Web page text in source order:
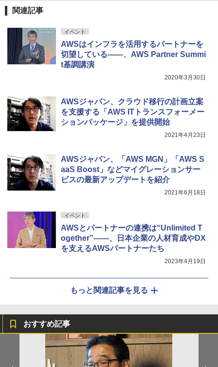
関連記事
イベント
AWSはインフラを活用するパートナーを
切望している――、AWS Partner Summi
t基調講演
2020年3月30日
AWSジャパン、クラウド移行の計画立案
を支援する「AWS ITトランスフォーメー
ションパッケージ」を提供開始
2021年4月23日
AWSジャパン、「AWS MGN」「AWS S
aaS Boost」などマイグレーションサー
ビスの最新アップデートを紹介
2021年6月18日
イベント
AWSとパートナーの連携は“Unlimited T
ogether”――、日本企業の人材育成やDX
を支えるAWSパートナーたち
2023年4月19日
もっと関連記事を見る
おすすめ記事